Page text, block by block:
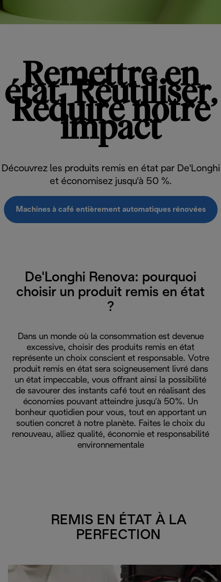
Remettre en
état, Réutiliser,
Réduire notre
impact
Découvrez les produits remis en état par De'Longhi
et économisez jusqu'à 50 %.
Machines à café entièrement automatiques rénovées
De'Longhi Renova: pourquoi
choisir un produit remis en état
?
Dans un monde où la consommation est devenue
excessive, choisir des produits remis en état
représente un choix conscient et responsable. Votre
produit remis en état sera soigneusement livré dans
un état impeccable, vous offrant ainsi la possibilité
de savourer des instants café tout en réalisant des
économies pouvant atteindre jusqu'à 50%. Un
bonheur quotidien pour vous, tout en apportant un
soutien concret à notre planète. Faites le choix du
renouveau, alliez qualité, économie et responsabilité
environnementale
REMIS EN ÉTAT À LA
PERFECTION